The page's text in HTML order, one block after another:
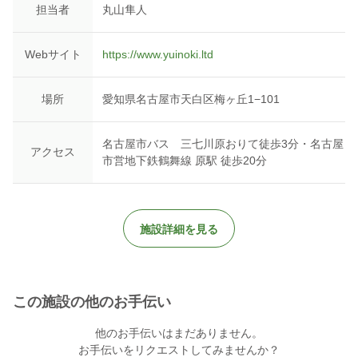
※参加後に、体験レポートの提出をお願いします。詳細は参加時
にご説明いたします。
担当者 丸山隼人
Webサイト https://www.yuinoki.ltd
場所 愛知県名古屋市天白区梅ヶ丘1−101
アクセス
名古屋市バス 三七川原おりて徒歩3分・名古屋
市営地下鉄鶴舞線 原駅 徒歩20分
施設詳細を見る
この施設の他のお手伝い
他のお手伝いはまだありません。
お手伝いをリクエストしてみませんか？